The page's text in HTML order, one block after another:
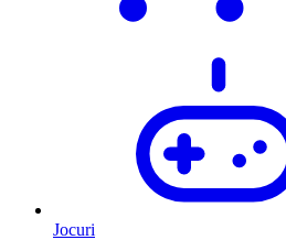
Jocuri